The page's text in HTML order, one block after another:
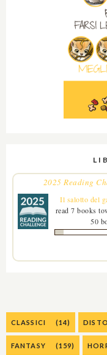
2025 Reading
Il salotto del
read 7 books
50
CLASSICI (14)
FANTASY (159)